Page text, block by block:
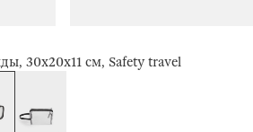
30х20х11 см, Safety travel